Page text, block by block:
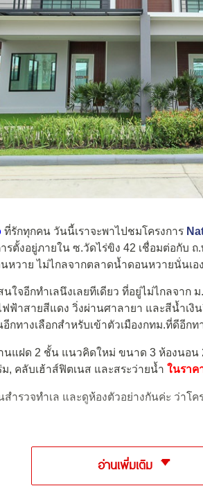
ที่รักทุกคน วันนี้เราจะพาไปชมโครงการ
รตั้งอยู่ภายใน ซ.วัดไร่ขิง 42 เชื่อมต่อกั
หวาย ไม่ไกลจากตลาดน้ำดอนหวายนั่นเอ
ใจอีกทำเลนึงเลยทีเดียว ที่อยู่ไม่ไกลจาก
ฟ้าสายสีแดง วิ่งผ่านศาลายา และสีน้ำเงิ
กทางเลือกสำหรับเข้าตัวเมืองกทม.ที่ดีอีกท
นแฝด 2 ชั้น แนวคิดใหม่ ขนาด 3 ห้องนอ
, คลับเฮ้าส์ฟิตเนส และสระว่ายน้ำ ในราค
ำรวจทำเล และดูห้องตัวอย่างกันค่ะ ว่าโ
อ่านเพิ่มเติม